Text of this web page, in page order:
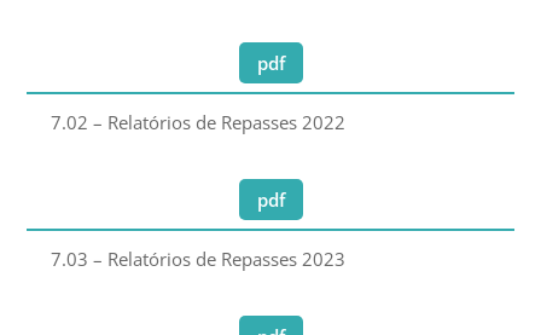
pdf
7.02 – Relatórios de Repasses 2022
pdf
7.03 – Relatórios de Repasses 2023